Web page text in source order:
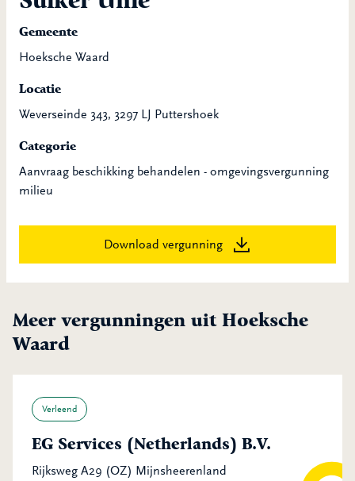
Gemeente
Hoeksche Waard
Locatie
Weverseinde 343, 3297 LJ Puttershoek
Categorie
Aanvraag beschikking behandelen - omgevingsvergunning
milieu
Download vergunning
Meer vergunningen uit Hoeksche
Waard
Verleend
EG Services (Netherlands) B.V.
Rijksweg A29 (OZ) Mijnsheerenland